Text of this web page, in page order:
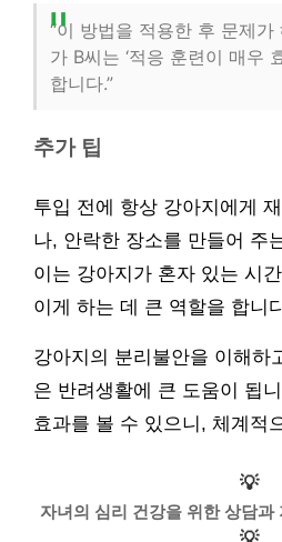
“이 방법을 적용한 후 문제
가 B씨는 ‘적응 훈련이 매우
합니다.”
추가 팁
투입 전에 항상 강아지에게
나, 안락한 장소를 만들어 주
이는 강아지가 혼자 있는 시
이게 하는 데 큰 역할을 합니
강아지의 분리불안을 이해하
은 반려생활에 큰 도움이 됩
효과를 볼 수 있으니, 체계적
💡
자녀의 심리 건강을 위한 상담과